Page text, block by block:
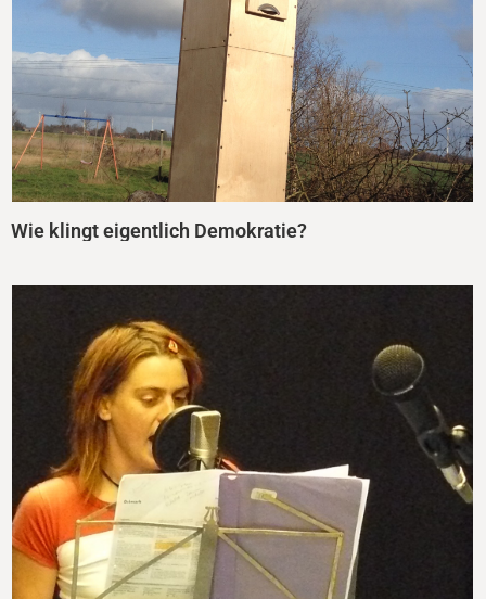
Wie klingt eigentlich Demokratie?